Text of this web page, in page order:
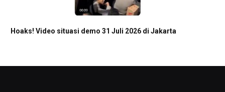
Hoaks! Video situasi demo 31 Juli 2026 di Jakarta